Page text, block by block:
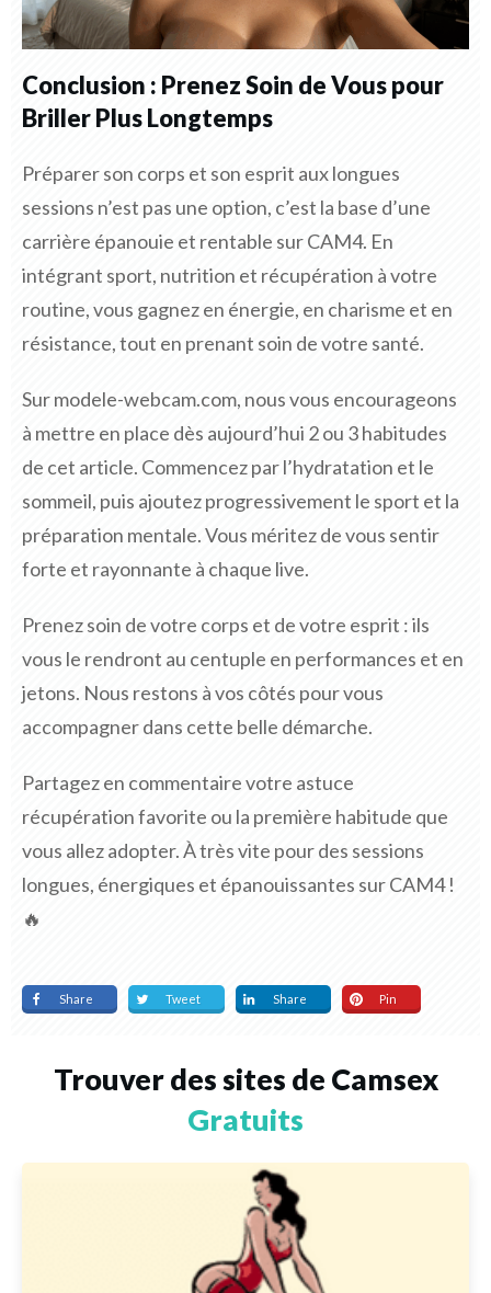
Conclusion : Prenez Soin de Vous pour
Briller Plus Longtemps
Préparer son corps et son esprit aux longues
sessions n’est pas une option, c’est la base d’une
carrière épanouie et rentable sur CAM4. En
intégrant sport, nutrition et récupération à votre
routine, vous gagnez en énergie, en charisme et en
résistance, tout en prenant soin de votre santé.
Sur modele-webcam.com, nous vous encourageons
à mettre en place dès aujourd’hui 2 ou 3 habitudes
de cet article. Commencez par l’hydratation et le
sommeil, puis ajoutez progressivement le sport et la
préparation mentale. Vous méritez de vous sentir
forte et rayonnante à chaque live.
Prenez soin de votre corps et de votre esprit : ils
vous le rendront au centuple en performances et en
jetons. Nous restons à vos côtés pour vous
accompagner dans cette belle démarche.
Partagez en commentaire votre astuce
récupération favorite ou la première habitude que
vous allez adopter. À très vite pour des sessions
longues, énergiques et épanouissantes sur CAM4 !
🔥
Share Tweet Share Pin
Trouver des sites de Camsex
Gratuits